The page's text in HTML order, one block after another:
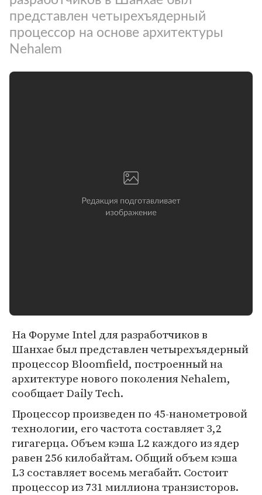
представлен четырехъядерный
процессор на основе архитектуры
Nehalem
На Форуме Intel для разработчиков в
Шанхае был представлен четырехъядерный
процессор Bloomfield, построенный на
архитектуре нового поколения Nehalem,
сообщает Daily Tech.
Процессор произведен по 45-нанометровой
технологии, его частота составляет 3,2
гигагерца. Объем кэша L2 каждого из ядер
равен 256 килобайтам. Общий объем кэша
L3 составляет восемь мегабайт. Состоит
процессор из 731 миллиона транзисторов.